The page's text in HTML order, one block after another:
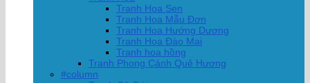
Tranh Hoa Sen
Tranh Hoa Mẫu Đơn
Tranh Hoa Hướng Dương
Tranh Hoa Đào Mai
Tranh hoa hồng
Tranh Phong Cảnh Quê Hương
#column